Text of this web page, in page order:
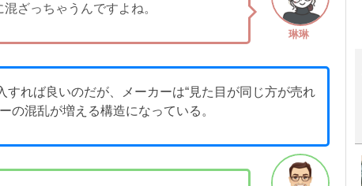
琳琳
ざっちゃうんですよね。
れば良いのだが、メーカーは“見た目が同じ方が売れ
の混乱が増える構造になっている。